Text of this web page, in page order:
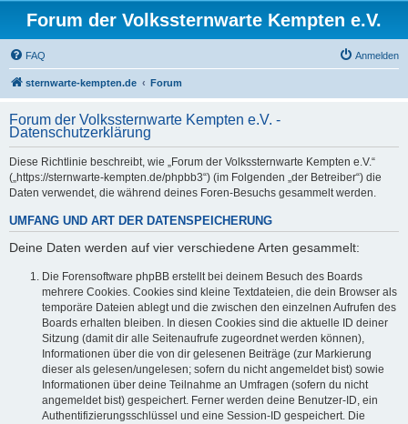
Forum der Volkssternwarte Kempten e.V.
FAQ Anmelden
sternwarte-kempten.de Forum
Forum der Volkssternwarte Kempten e.V. -
Datenschutzerklärung
Diese Richtlinie beschreibt, wie „Forum der Volkssternwarte Kempten e.V.“
(„https://sternwarte-kempten.de/phpbb3“) (im Folgenden „der Betreiber“) die
Daten verwendet, die während deines Foren-Besuchs gesammelt werden.
UMFANG UND ART DER DATENSPEICHERUNG
Deine Daten werden auf vier verschiedene Arten gesammelt:
Die Forensoftware phpBB erstellt bei deinem Besuch des Boards
mehrere Cookies. Cookies sind kleine Textdateien, die dein Browser als
temporäre Dateien ablegt und die zwischen den einzelnen Aufrufen des
Boards erhalten bleiben. In diesen Cookies sind die aktuelle ID deiner
Sitzung (damit dir alle Seitenaufrufe zugeordnet werden können),
Informationen über die von dir gelesenen Beiträge (zur Markierung
dieser als gelesen/ungelesen; sofern du nicht angemeldet bist) sowie
Informationen über deine Teilnahme an Umfragen (sofern du nicht
angemeldet bist) gespeichert. Ferner werden deine Benutzer-ID, ein
Authentifizierungsschlüssel und eine Session-ID gespeichert. Die